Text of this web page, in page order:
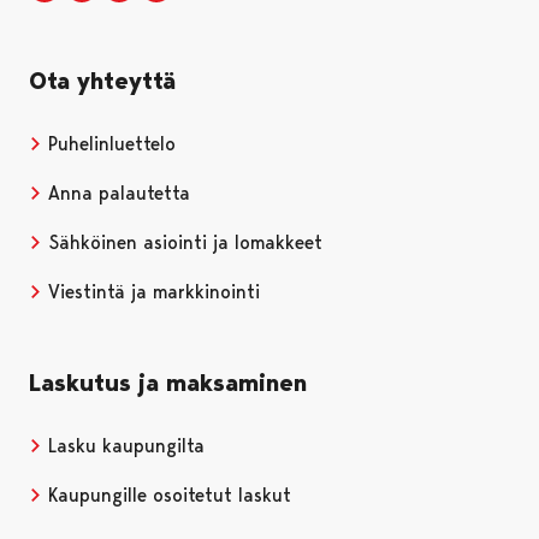
Ota yhteyttä
Puhelinluettelo
Anna palautetta
Sähköinen asiointi ja lomakkeet
Viestintä ja markkinointi
Laskutus ja maksaminen
Lasku kaupungilta
Kaupungille osoitetut laskut